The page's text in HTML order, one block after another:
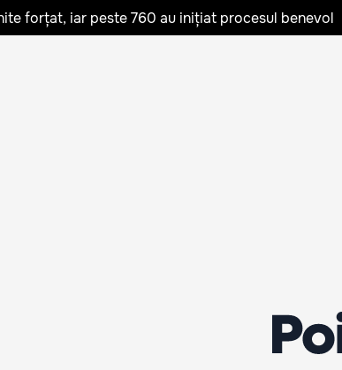
forțat, iar peste 760 au inițiat procesul benevol